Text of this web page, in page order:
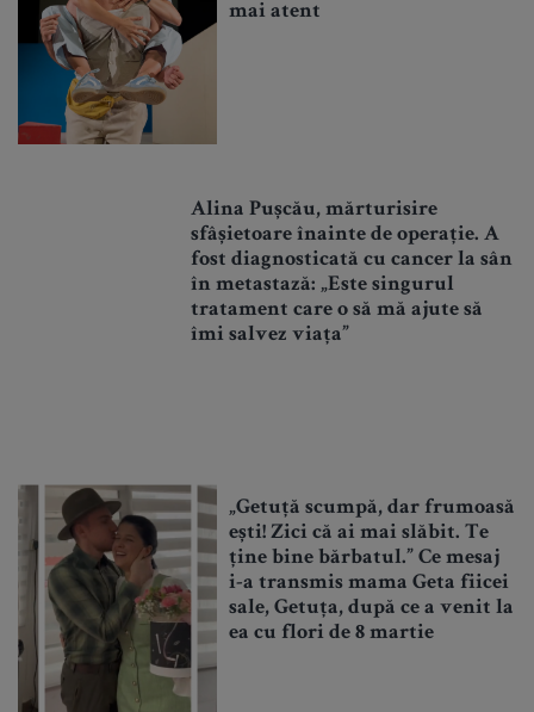
mai atent
Alina Pușcău, mărturisire
sfâșietoare înainte de operație. A
fost diagnosticată cu cancer la sân
în metastază: „Este singurul
tratament care o să mă ajute să
îmi salvez viața”
„Getuță scumpă, dar frumoasă
ești! Zici că ai mai slăbit. Te
ține bine bărbatul.” Ce mesaj
i-a transmis mama Geta fiicei
sale, Getuța, după ce a venit la
ea cu flori de 8 martie